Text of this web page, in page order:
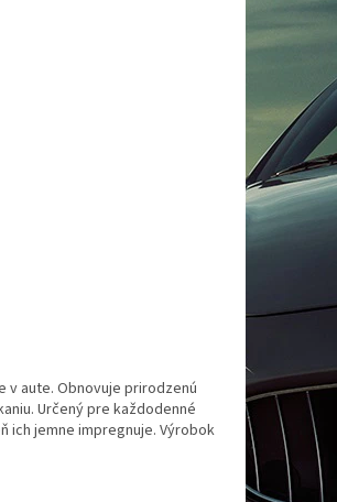
v aute. Obnovuje prirodzenú
Určený pre každodenné
ich jemne impregnuje. Výrobok